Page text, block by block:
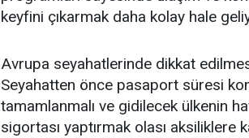
keyfini çıkarmak daha kolay hale
Avrupa seyahatlerinde dikkat
Seyahatten önce pasaport süresi
tamamlanmalı ve gidilecek ülkenin
sigortası yaptırmak olası aksiliklere